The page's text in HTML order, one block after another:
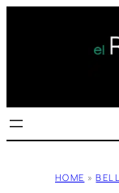
HOME »